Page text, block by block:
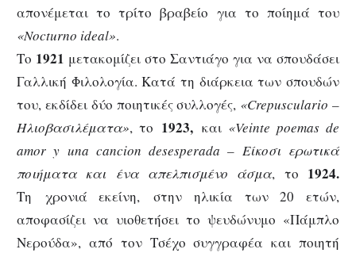
απονέμεται το τρίτο βραβείο για το ποίημά του
«Nocturno ideal».
Το 1921 μετακομίζει στο Σαντιάγο για να σπουδάσει
Γαλλική Φιλολογία. Κατά τη διάρκεια των σπουδών
του, εκδίδει δύο ποιητικές συλλογές, «Crepusculario –
Ηλιοβασιλέματα», το 1923, και «Veinte poemas de
amor y una cancion desesperada – Είκοσι ερωτικά
ποιήματα και ένα απελπισμένο άσμα, το 1924.
Τη χρονιά εκείνη,
στην ηλικία των 20 ετών,
αποφασίζει να υιοθετήσει το ψευδώνυμο «Πάμπλο
Νερούδα», από τον Τσέχο συγγραφέα και ποιητή